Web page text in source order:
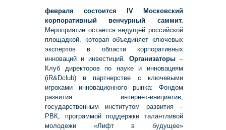
февраля состоится IV Московский
корпоративный венчурный саммит.
Мероприятие остается ведущей российской
площадкой, которая объединяет ключевых
экспертов в области корпоративных
инноваций и инвестиций. Организаторы–
Клуб директоров по науке и инновациям
(iR&Dclub) в партнерстве с ключевыми
игроками инновационного рынка: Фондом
развития интернет-инициатив,
государственным институтом развития –
РВК, программой поддержки талантливой
молодежи «Лифт в будущее»